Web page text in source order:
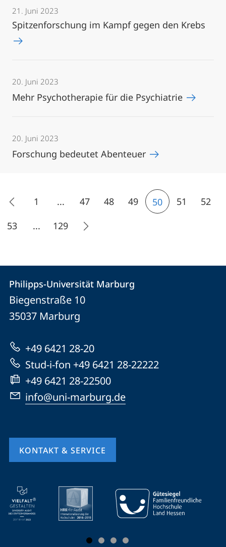
21. Juni 2023
Spitzenforschung im Kampf gegen den Krebs
20. Juni 2023
Mehr Psychotherapie für die Psychiatrie
20. Juni 2023
Forschung bedeutet Abenteuer
1 ... 47 48 49 50 51
52
53
... 129
Kontakt
und
Informationen
zur
Website
Kontaktinformationen
Philipps-
Universität
Marburg
Philipps-Universität Marburg
Biegenstraße 10
35037 Marburg
+49 6421 28-20
Stud-i-fon +49 6421 28-22222
+49 6421 28-22500
info@uni-marburg.de
KONTAKT & SERVICE
Mobile-
Service-
Navigation